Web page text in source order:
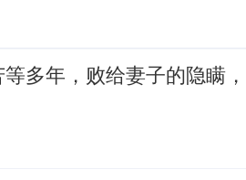
多年，败给妻子的隐瞒，